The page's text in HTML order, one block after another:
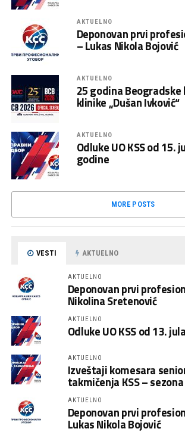
AKTUELNO
Deponovan prvi
– Lukas Nikola Bojović
AKTUELNO
25 godina Beogradske
klinike „Dušan Ivković“
AKTUELNO
Odluke UO KSS od 15.
godine
MORE POSTS
VESTI AKTUELNO
AKTUELNO
Deponovan prvi
Nikolina Sretenović
AKTUELNO
Odluke UO KSS od 13.
AKTUELNO
Izveštaji komesara
takmičenja KSS –
AKTUELNO
Deponovan prvi
Lukas Nikola Bojović